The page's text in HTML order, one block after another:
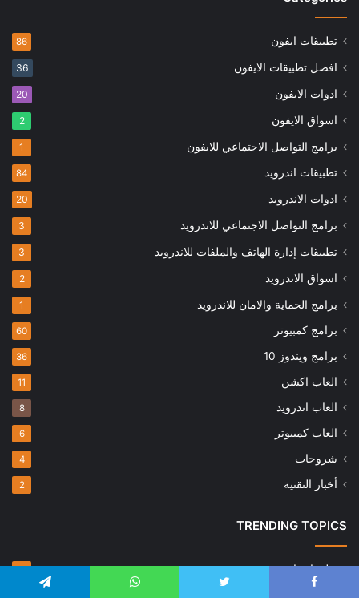
تطبيقات ايفون 86
افضل تطبيقات الايفون 36
ادوات الايفون 20
اسواق الايفون 2
برامج التواصل الاجتماعي للايفون 1
تطبيقات اندرويد 84
ادوات الاندرويد 20
برامج التواصل الاجتماعي للاندرويد 3
تطبيقات إدارة الهاتف والملفات للاندرويد 3
اسواق الاندرويد 2
برامج الحماية والامان للاندرويد 1
برامج كمبيوتر 60
برامج ويندوز 10 36
العاب اكشن 11
العاب اندرويد 8
العاب كمبيوتر 6
شروحات 4
أخبار التقنية 2
TRENDING TOPICS
تطبيقات ايفون 86